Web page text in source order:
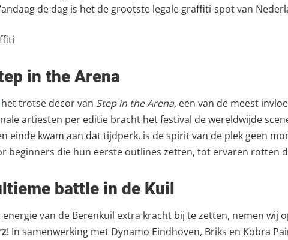
de dag is het de grootste legale graffiti-spot van
in the Arena
het trotse decor van Step in the Arena, een van de meest
artiesten per editie bracht het festival de wereldwijde
einde kwam aan dat tijdperk, is de spirit van de plek geen
beginners die hun eerste outlines zetten, tot ervaren rotten
battle in de Kuil
van de Berenkuil extra kracht bij te zetten, nemen wij
! In samenwerking met Dynamo Eindhoven, Briks en Kobra